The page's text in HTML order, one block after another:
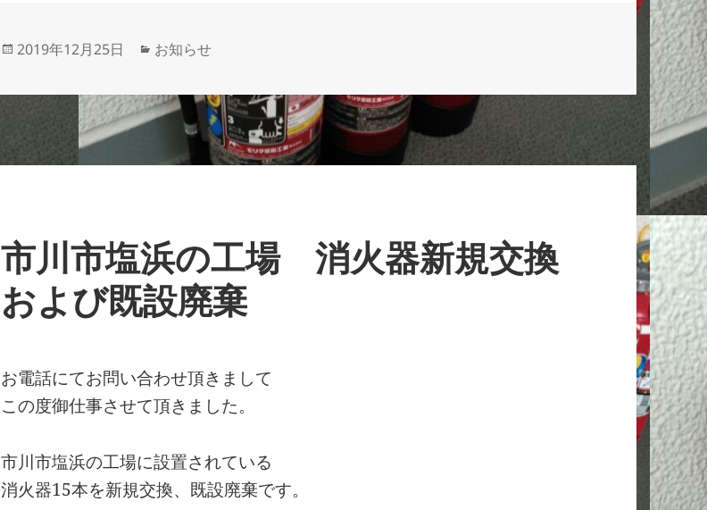
投
日:
2019年12月25日
カ
ゴ
リ
お知らせ
市川市塩浜の工場 消火器新規交換
および既設廃棄
お電話にてお問い合わせ頂きまして
この度御仕事させて頂きました。
市川市塩浜の工場に設置されている
消火器15本を新規交換、既設廃棄です。